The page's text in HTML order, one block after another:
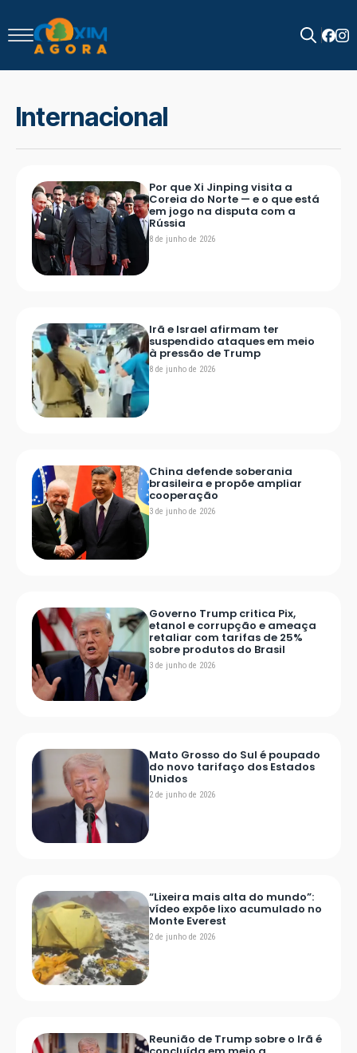
for:
Internacional
Por que Xi Jinping visita a
Coreia do Norte — e o que está
em jogo na disputa com a
Rússia
8 de junho de 2026
Irã e Israel afirmam ter
suspendido ataques em meio
à pressão de Trump
8 de junho de 2026
China defende soberania
brasileira e propõe ampliar
cooperação
3 de junho de 2026
Governo Trump critica Pix,
etanol e corrupção e ameaça
retaliar com tarifas de 25%
sobre produtos do Brasil
3 de junho de 2026
Mato Grosso do Sul é poupado
do novo tarifaço dos Estados
Unidos
2 de junho de 2026
“Lixeira mais alta do mundo”:
vídeo expõe lixo acumulado no
Monte Everest
2 de junho de 2026
Reunião de Trump sobre o Irã é